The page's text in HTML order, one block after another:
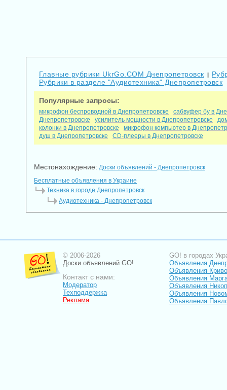
Главные рубрики UkrGo.COM Днепропетровск
Рубрики в разделе "Аудиотехника" Днепропетровск
Популярные запросы:
микрофон беспроводной в Днепропетровске
сабвуфер бу в
Днепропетровске
усилитель мощности в Днепропетровске
колонки в Днепропетровске
микрофон компьютер в
душ в Днепропетровске
CD-плееры в Днепропетровске
Местонахождение: Доски объявлений - Днепропетровск
Бесплатные объявления в Украине
Техника в городе Днепропетровск
Аудиотехника - Днепропетровск
© 2006-2026
Доски объявлений GO!
Контакт с нами:
Модератор
Техподдержка
Реклама
GO! в городах
Объявления
Объявления
Объявления
Объявления
Объявления
Объявления